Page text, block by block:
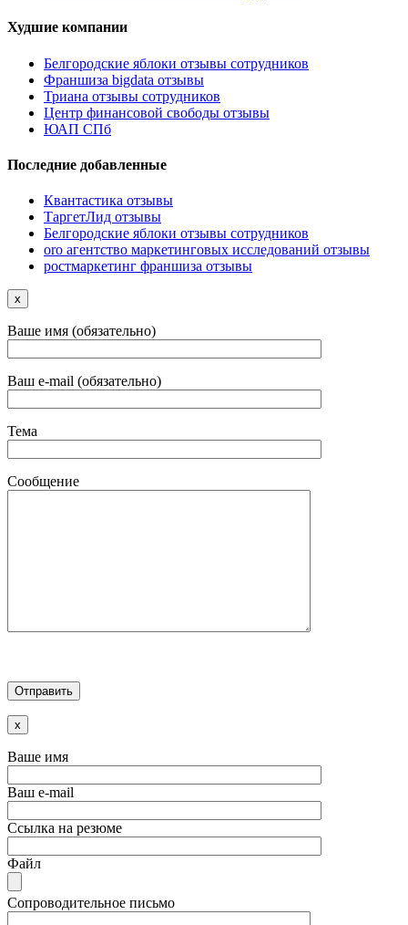
Худшие компании
Белгородские яблоки отзывы сотрудников
Франшиза bigdata отзывы
Триана отзывы сотрудников
Центр финансовой свободы отзывы
ЮАП СПб
Последние добавленные
Квантастика отзывы
ТаргетЛид отзывы
Белгородские яблоки отзывы сотрудников
oro агентство маркетинговых исследований отзывы
ростмаркетинг франшиза отзывы
x
Ваше имя (обязательно)
Ваш e-mail (обязательно)
Тема
Сообщение
x
Ваше имя
Ваш e-mail
Ссылка на резюме
Файл
Сопроводительное письмо